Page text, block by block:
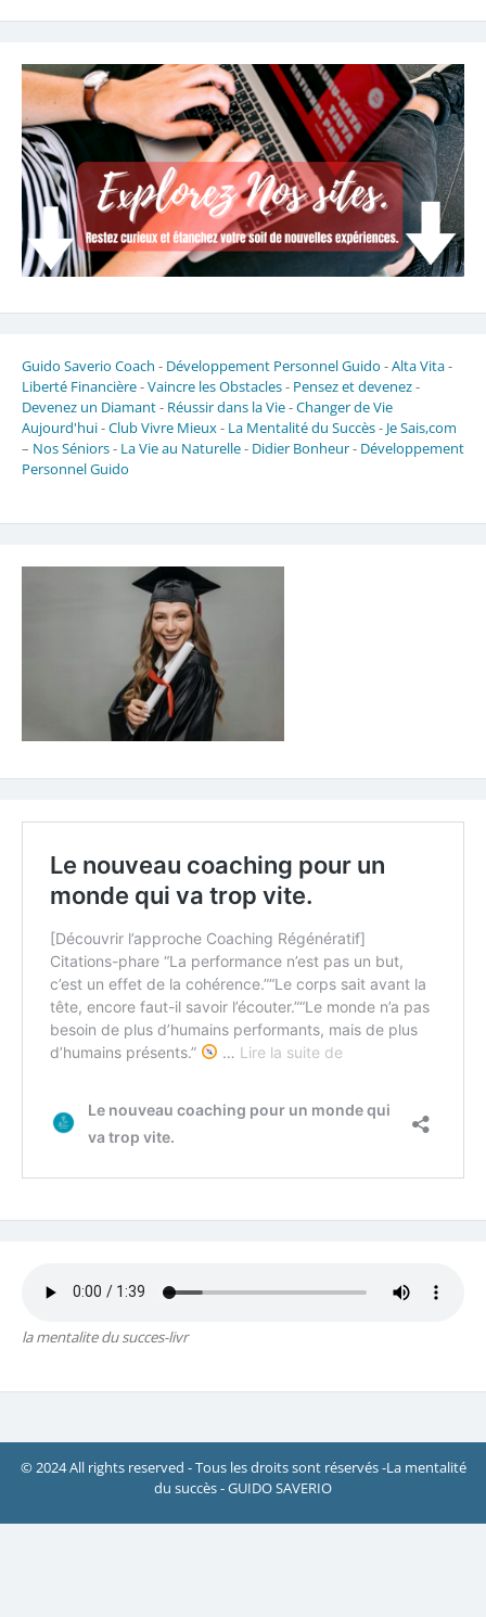
Guido Saverio Coach - Développement Personnel Guido -Alta Vita-
Liberté Financière-Vaincre les Obstacles- Pensez et devenez-
Devenez un Diamant- Réussir dans la Vie-Changer de Vie
Aujourd'hui-Club Vivre Mieux- La Mentalité du Succès- Je Sais,com
– Nos Séniors- La Vie au Naturelle- Didier Bonheur- Développement
Personnel Guido
la mentalite du succes-livr
© 2024 All rights reserved - Tous les droits sont réservés -La mentalité
du succès - GUIDO SAVERIO